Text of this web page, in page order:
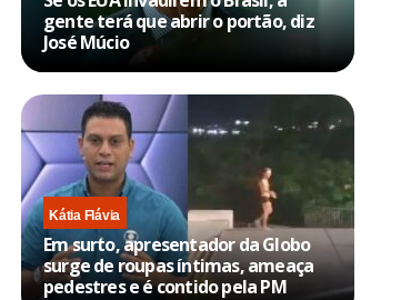
gente terá que abrir o portão, diz
José Múcio
Kátia Flávia
Em surto, apresentador da Globo
surge de roupas íntimas, ameaça
pedestres e é contido pela PM